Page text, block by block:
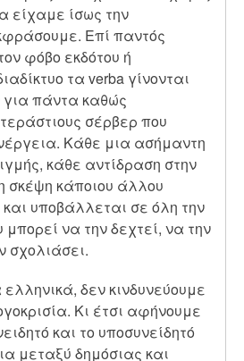
είχαμε ίσως την
Επί παντός
φόβο εκδότου ή
τα verba γίνονται
για πάντα καθώς
σέρβερ που
Κάθε μια ασήμαντη
κάθε αντίδραση στην
σκέψη κάποιου άλλου
υποβάλλεται σε όλη την
να την δεχτεί, να την
σχολιάσει.
ελληνικά, δεν κινδυνεύουμε
Κι έτσι αφήνουμε
και το υποσυνείδητό
μεταξύ δημόσιας και